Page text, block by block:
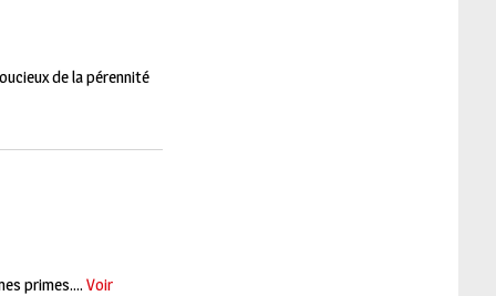
de la pérennité
primes.... Voir